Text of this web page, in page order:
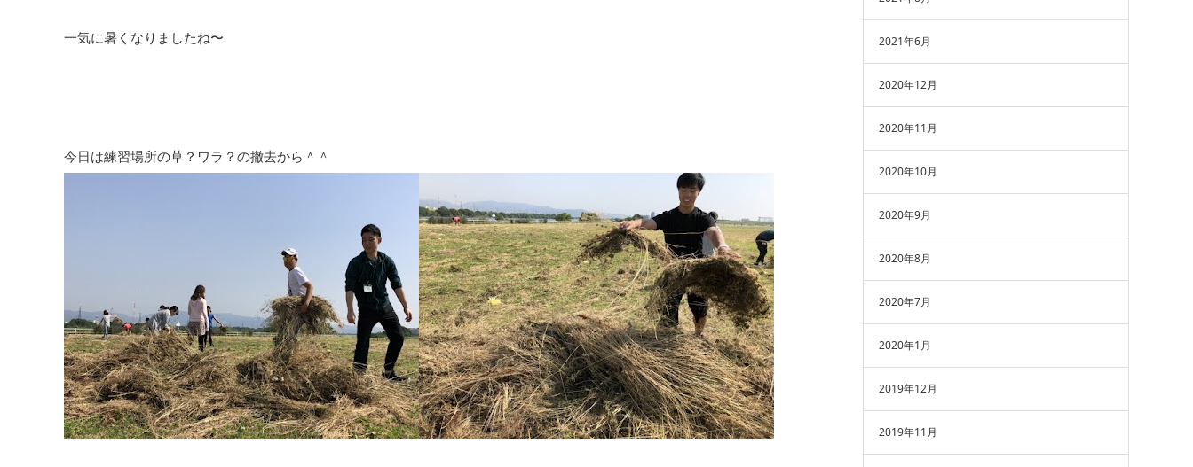
一気に暑くなりましたね〜
今日は練習場所の草？ワラ？の撤去から＾＾
2021年6月
2020年12月
2020年11月
2020年10月
2020年9月
2020年8月
2020年7月
2020年1月
2019年12月
2019年11月